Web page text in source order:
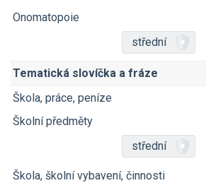
Onomatopoie
střední
Tematická slovíčka a fráze
Škola, práce, peníze
Školní předměty
střední
Škola, školní vybavení, činnosti